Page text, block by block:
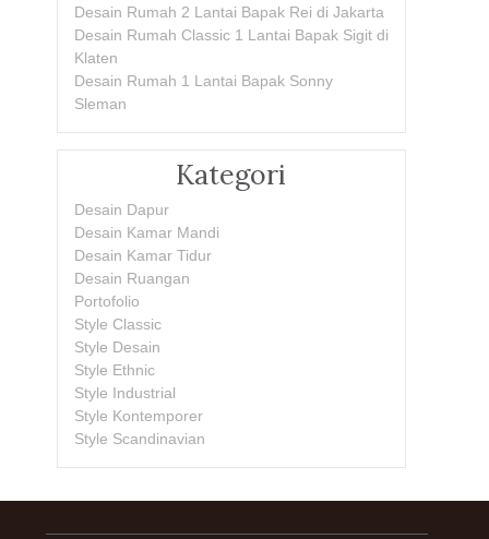
Desain Rumah 2 Lantai Bapak Rei di Jakarta
Desain Rumah Classic 1 Lantai Bapak Sigit di
Klaten
Desain Rumah 1 Lantai Bapak Sonny
Sleman
Kategori
Desain Dapur
Desain Kamar Mandi
Desain Kamar Tidur
Desain Ruangan
Portofolio
Style Classic
Style Desain
Style Ethnic
Style Industrial
Style Kontemporer
Style Scandinavian